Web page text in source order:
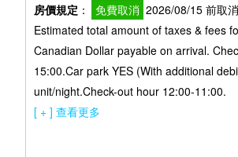
房價規定 ： 免費取消 2026/08/15 前取
Estimated total amount of taxes & fees
Canadian Dollar payable on arrival.
15:00.Car park YES (With additional
unit/night.Check-out hour 12:00-11:00.
[ + ] 查看更多